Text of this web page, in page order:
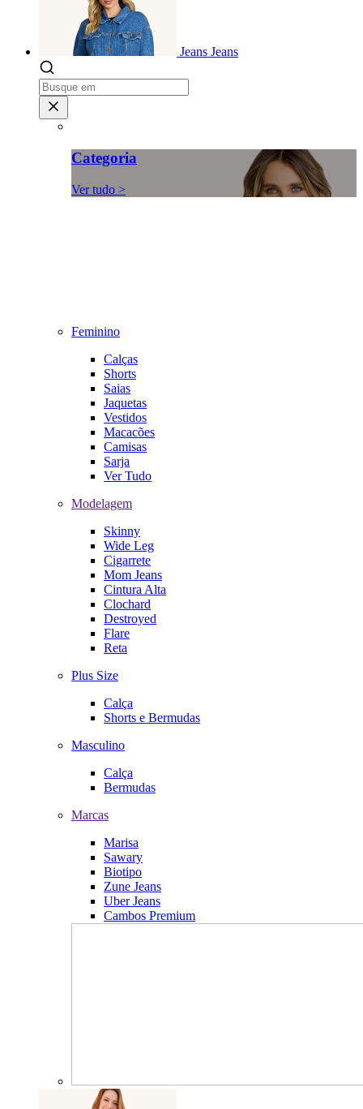
Jeans Jeans
Categoria
Ver tudo >
Feminino
Calças
Shorts
Saias
Jaquetas
Vestidos
Macacões
Camisas
Sarja
Ver Tudo
Modelagem
Skinny
Wide Leg
Cigarrete
Mom Jeans
Cintura Alta
Clochard
Destroyed
Flare
Reta
Plus Size
Calça
Shorts e Bermudas
Masculino
Calça
Bermudas
Marcas
Marisa
Sawary
Biotipo
Zune Jeans
Uber Jeans
Cambos Premium